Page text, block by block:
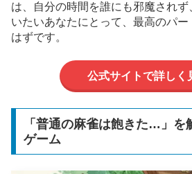
は、自分の時間を誰にも邪魔され
いたいあなたにとって、最高のパ
はずです。
公式サイトで詳しく
「普通の麻雀は飽きた…」を
ゲーム